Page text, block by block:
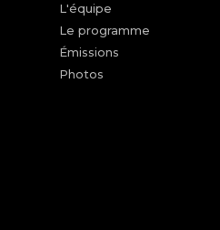
L'équipe
Le programme
Émissions
Photos